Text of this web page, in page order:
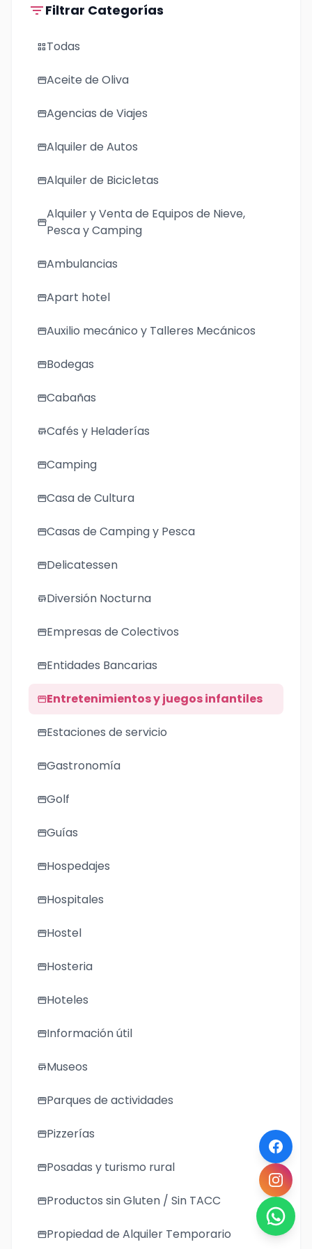
filter_listFiltrar Categorías
grid_viewTodas
storefrontAceite de Oliva
storefrontAgencias de Viajes
storefrontAlquiler de Autos
storefrontAlquiler de Bicicletas
storefront
Alquiler y Venta de Equipos de Nieve,
Pesca y Camping
storefrontAmbulancias
storefrontApart hotel
storefrontAuxilio mecánico y Talleres Mecánicos
storefrontBodegas
storefrontCabañas
storeCafés y Heladerías
storefrontCamping
storefrontCasa de Cultura
storefrontCasas de Camping y Pesca
storefrontDelicatessen
storeDiversión Nocturna
storefrontEmpresas de Colectivos
storefrontEntidades Bancarias
storefrontEntretenimientos y juegos infantiles
storefrontEstaciones de servicio
storefrontGastronomía
storefrontGolf
storefrontGuías
storefrontHospedajes
storefrontHospitales
storefrontHostel
storefrontHosteria
storefrontHoteles
storefrontInformación útil
storeMuseos
storefrontParques de actividades
storefrontPizzerías
storefrontPosadas y turismo rural
storefrontProductos sin Gluten / Sin TACC
storefrontPropiedad de Alquiler Temporario